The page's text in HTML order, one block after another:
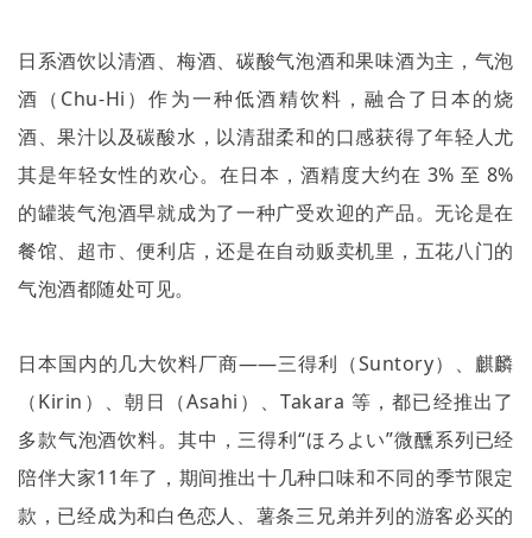
日系酒饮以清酒、梅酒、碳酸气泡酒和果味酒为主，气泡
酒（ Chu-Hi ）作为一种低酒精饮料，融合了日本的烧
酒、果汁以及碳酸水，以清甜柔和的口感获得了年轻人尤
其是年轻女性的欢心。在日本，酒精度大约在 3% 至 8%
的罐装气泡酒早就成为了一种广受欢迎的产品。无论是在
餐馆、超市、便利店，还是在自动贩卖机里，五花八门的
气泡酒都随处可见。
日本国内的几大饮料厂商——三得利（Suntory）、麒麟
（Kirin ）、朝日（Asahi ）、Takara 等，都已经推出了
多款气泡酒饮料。其中，三得利“ほろよい”微醺系列已经
陪伴大家11年了，期间推出十几种口味和不同的季节限定
款，已经成为和白色恋人、薯条三兄弟并列的游客必买的